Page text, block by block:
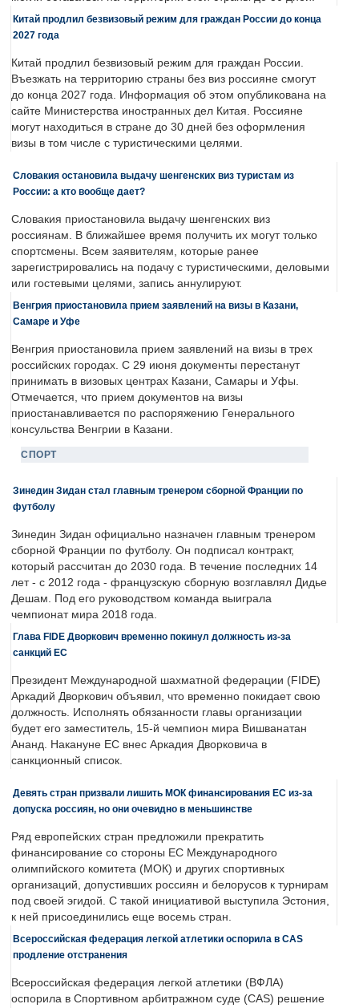
Китай продлил безвизовый режим для граждан России до конца
2027 года
Китай продлил безвизовый режим для граждан России.
Въезжать на территорию страны без виз россияне смогут
до конца 2027 года. Информация об этом опубликована на
сайте Министерства иностранных дел Китая. Россияне
могут находиться в стране до 30 дней без оформления
визы в том числе с туристическими целями.
Словакия остановила выдачу шенгенских виз туристам из
России: а кто вообще дает?
Словакия приостановила выдачу шенгенских виз
россиянам. В ближайшее время получить их могут только
спортсмены. Всем заявителям, которые ранее
зарегистрировались на подачу с туристическими, деловыми
или гостевыми целями, запись аннулируют.
Венгрия приостановила прием заявлений на визы в Казани,
Самаре и Уфе
Венгрия приостановила прием заявлений на визы в трех
российских городах. С 29 июня документы перестанут
принимать в визовых центрах Казани, Самары и Уфы.
Отмечается, что прием документов на визы
приостанавливается по распоряжению Генерального
консульства Венгрии в Казани.
СПОРТ
Зинедин Зидан стал главным тренером сборной Франции по
футболу
Зинедин Зидан официально назначен главным тренером
сборной Франции по футболу. Он подписал контракт,
который рассчитан до 2030 года. В течение последних 14
лет - с 2012 года - французскую сборную возглавлял Дидье
Дешам. Под его руководством команда выиграла
чемпионат мира 2018 года.
Глава FIDE Дворкович временно покинул должность из-за
санкций ЕС
Президент Международной шахматной федерации (FIDE)
Аркадий Дворкович объявил, что временно покидает свою
должность. Исполнять обязанности главы организации
будет его заместитель, 15-й чемпион мира Вишванатан
Ананд. Накануне ЕС внес Аркадия Дворковича в
санкционный список.
Девять стран призвали лишить МОК финансирования ЕС из-за
допуска россиян, но они очевидно в меньшинстве
Ряд европейских стран предложили прекратить
финансирование со стороны ЕС Международного
олимпийского комитета (МОК) и других спортивных
организаций, допустивших россиян и белорусов к турнирам
под своей эгидой. С такой инициативой выступила Эстония,
к ней присоединились еще восемь стран.
Всероссийская федерация легкой атлетики оспорила в CAS
продление отстранения
Всероссийская федерация легкой атлетики (ВФЛА)
оспорила в Спортивном арбитражном суде (CAS) решение